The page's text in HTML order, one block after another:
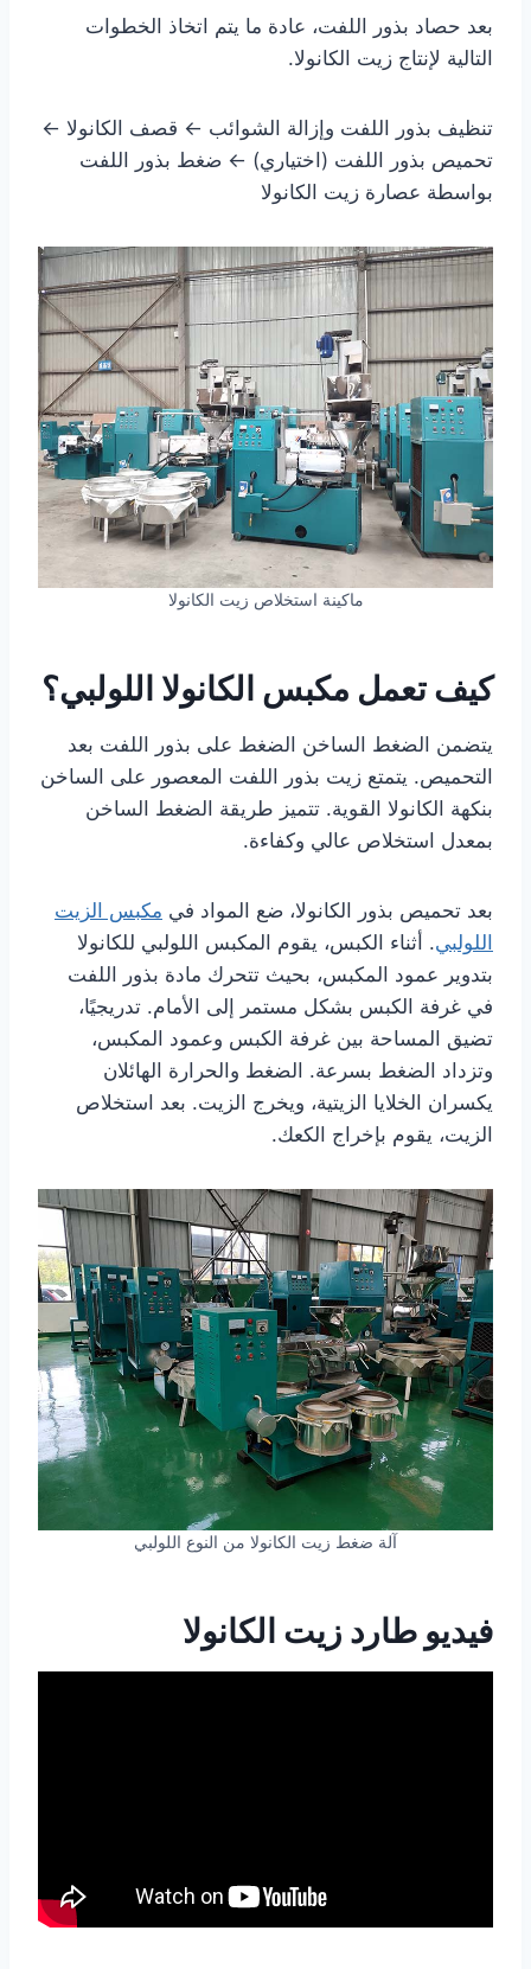
بعد حصاد بذور اللفت، عادة ما يتم اتخاذ الخطوات
التالية لإنتاج زيت الكانولا.
تنظيف بذور اللفت وإزالة الشوائب ← قصف الكانولا ←
تحميص بذور اللفت (اختياري) ← ضغط بذور اللفت
بواسطة عصارة زيت الكانولا
ماكينة استخلاص زيت الكانولا
كيف تعمل مكبس الكانولا اللولبي؟
يتضمن الضغط الساخن الضغط على بذور اللفت بعد
التحميص. يتمتع زيت بذور اللفت المعصور على الساخن
بنكهة الكانولا القوية. تتميز طريقة الضغط الساخن
بمعدل استخلاص عالي وكفاءة.
بعد تحميص بذور الكانولا، ضع المواد في مكبس الزيت
اللولبي. أثناء الكبس، يقوم المكبس اللولبي للكانولا
بتدوير عمود المكبس، بحيث تتحرك مادة بذور اللفت
في غرفة الكبس بشكل مستمر إلى الأمام. تدريجيًا،
تضيق المساحة بين غرفة الكبس وعمود المكبس،
وتزداد الضغط بسرعة. الضغط والحرارة الهائلان
يكسران الخلايا الزيتية، ويخرج الزيت. بعد استخلاص
الزيت، يقوم بإخراج الكعك.
آلة ضغط زيت الكانولا من النوع اللولبي
فيديو طارد زيت الكانولا